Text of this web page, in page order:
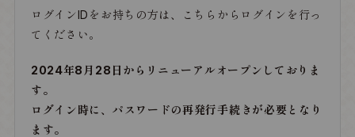
ログインIDをお持ちの方は、こちらからログインを行っ
てください。
2024年8月28日からリニューアルオープンしておりま
す。
ログイン時に、パスワードの再発行手続きが必要となり
ます。